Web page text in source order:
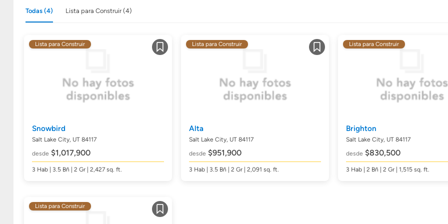
Todas (4) Lista para Construir (4)
Guardar
Lista para Construir
Snowbird
Salt Lake City, UT 84117
desde $1,017,900
3 Hab | 3.5 Bñ | 2 Gr | 2,427 sq. ft.
Guardar
Lista para Construir
Alta
Salt Lake City, UT 84117
desde $951,900
3 Hab| 3.5 Bñ | 2 Gr | 2,091 sq. ft.
Lista para Construir
Brighton
Salt Lake City, UT 84117
desde $830,500
3 Hab| 2 Bñ | 2 Gr | 1,515 sq. ft.
Guardar
Lista para Construir